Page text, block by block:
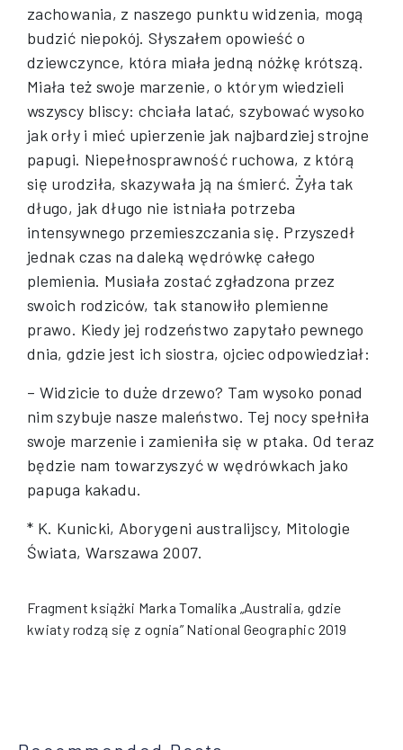
zachowania, z naszego punktu widzenia, mogą
budzić niepokój. Słyszałem opowieść o
dziewczynce, która miała jedną nóżkę krótszą.
Miała też swoje marzenie, o którym wiedzieli
wszyscy bliscy: chciała latać, szybować wysoko
jak orły i mieć upierzenie jak najbardziej strojne
papugi. Niepełnosprawność ruchowa, z którą
się urodziła, skazywała ją na śmierć. Żyła tak
długo, jak długo nie istniała potrzeba
intensywnego przemieszczania się. Przyszedł
jednak czas na daleką wędrówkę całego
plemienia. Musiała zostać zgładzona przez
swoich rodziców, tak stanowiło plemienne
prawo. Kiedy jej rodzeństwo zapytało pewnego
dnia, gdzie jest ich siostra, ojciec odpowiedział:
– Widzicie to duże drzewo? Tam wysoko ponad
nim szybuje nasze maleństwo. Tej nocy spełniła
swoje marzenie i zamieniła się w ptaka. Od teraz
będzie nam towarzyszyć w wędrówkach jako
papuga kakadu.
* K. Kunicki, Aborygeni australijscy, Mitologie
Świata, Warszawa 2007.
Fragment książki Marka Tomalika „Australia, gdzie
kwiaty rodzą się z ognia” National Geographic 2019